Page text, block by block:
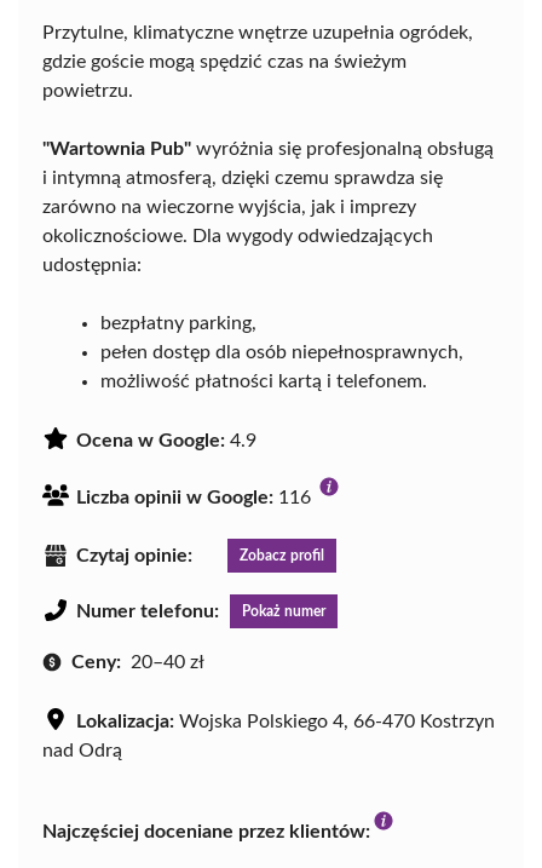
Przytulne, klimatyczne wnętrze uzupełnia ogródek,
gdzie goście mogą spędzić czas na świeżym
powietrzu.
"Wartownia Pub" wyróżnia się profesjonalną obsługą
i intymną atmosferą, dzięki czemu sprawdza się
zarówno na wieczorne wyjścia, jak i imprezy
okolicznościowe. Dla wygody odwiedzających
udostępnia:
bezpłatny parking,
pełen dostęp dla osób niepełnosprawnych,
możliwość płatności kartą i telefonem.
Ocena w Google: 4.9
Liczba opinii w Google: 116
Czytaj opinie: Zobacz profil
Numer telefonu: Pokaż numer
Ceny: 20–40 zł
Lokalizacja: Wojska Polskiego 4, 66-470 Kostrzyn
nad Odrą
Najczęściej doceniane przez klientów: